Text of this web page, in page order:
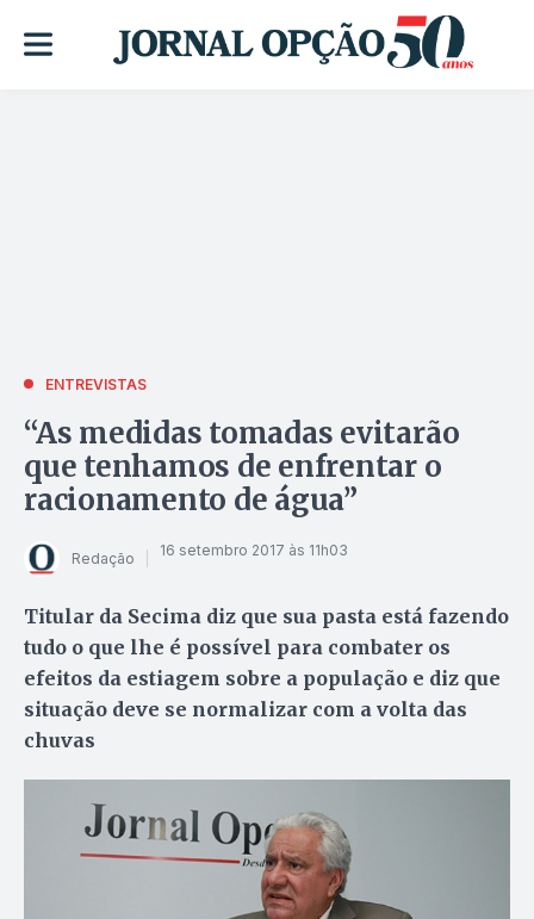
ENTREVISTAS
“As medidas tomadas evitarão
que tenhamos de enfrentar o
racionamento de água”
Redação 16 setembro 2017 às 11h03
Titular da Secima diz que sua pasta está fazendo
tudo o que lhe é possível para combater os
efeitos da estiagem sobre a população e diz que
situação deve se normalizar com a volta das
chuvas